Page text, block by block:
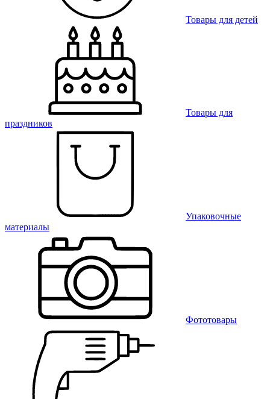
Товары для детей
Товары для
праздников
Упаковочные
материалы
Фототовары